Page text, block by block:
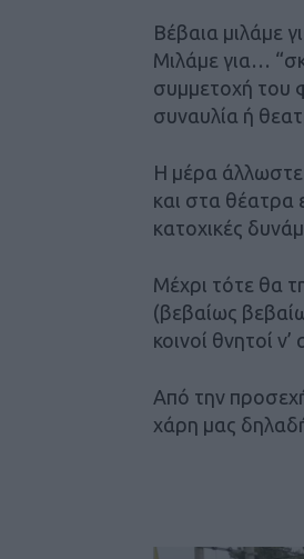
Βέβαια μιλάμε
Μιλάμε για…
συμμετοχή του
συναυλία ή
Η μέρα
και στα θέατρα
κατοχικές
Μέχρι τότε θα
(βεβαίως
κοινοί θνητοί
Από την
χάρη μας